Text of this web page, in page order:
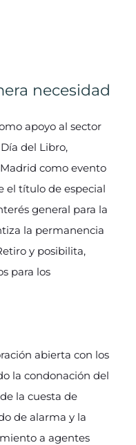
necesidad
apoyo al sector
del Libro,
como evento
el título de especial
general para la
la permanencia
y posibilita,
para los
abierta con los
la condonación del
la cuesta de
de alarma y la
a agentes